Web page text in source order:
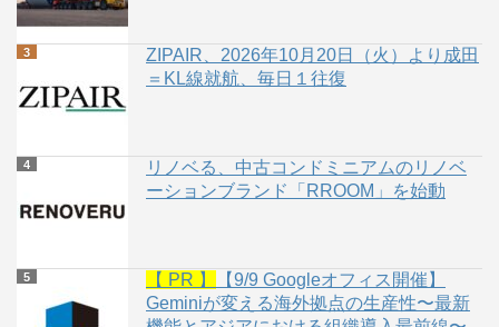
ZIPAIR、2026年10月20日（火）より成田
＝KL線就航、毎日１往復
リノベる、中古コンドミニアムのリノベ
ーションブランド「RROOM」を始動
【 PR 】
【9/9 Googleオフィス開催】
Geminiが変える海外拠点の生産性〜最新